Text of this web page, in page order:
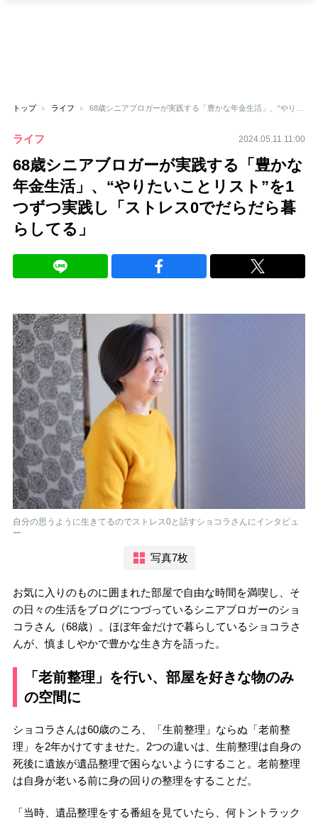
トップ ライフ
ライフ 2024.05.11 11:00
68歳シニアブロガーが実践する「豊かな
年金生活」、“やりたいことリスト”を1
つずつ実践し「ストレス0でだらだら暮
らしてる」
自分の思うように生きてるのでストレス0と話すショコラさんにインタビュ
ー
写真7枚
お気に入りのものに囲まれた部屋で自由な時間を満喫し、そ
の日々の生活をブログにつづっているシニアブロガーのショ
コラさん（68歳）。ほぼ年金だけで暮らしているショコラさ
んが、慎ましやかで豊かな生き方を語った。
「老前整理」を行い、部屋を好きな物のみ
の空間に
ショコラさんは60歳のころ、「生前整理」ならぬ「老前整
理」を2年かけてすませた。2つの違いは、生前整理は自身の
死後に遺族が遺品整理で困らないようにすること。老前整理
は自身が老いる前に身の回りの整理をすることだ。
「当時、遺品整理をする番組を見ていたら、何トントラック